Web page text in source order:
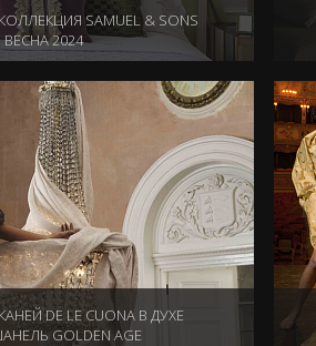
SAMUEL & SONS
ВЕСНА 2024
DE LE CUONA В ДУХЕ
GOLDEN AGE